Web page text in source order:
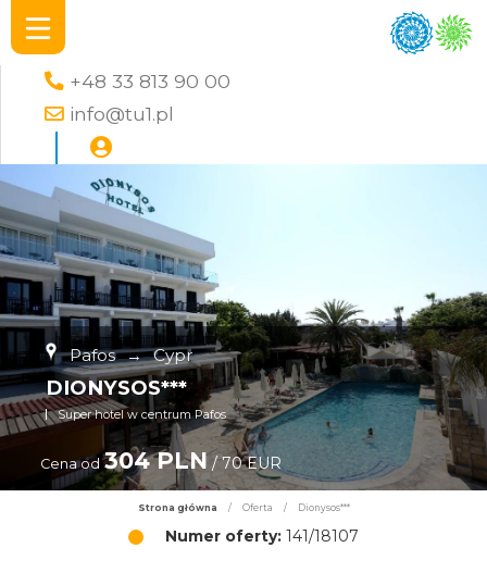
+48 33 813 90 00
info@tu1.pl
Pafos → Cypr
DIONYSOS***
Super hotel w centrum Pafos
Cena od 304 PLN/ 70 EUR
Strona główna / Oferta / Dionysos***
Numer oferty: 141/18107